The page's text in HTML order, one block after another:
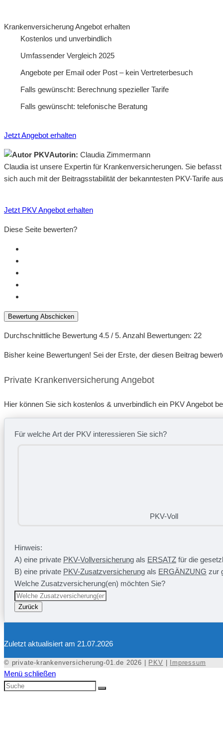
Krankenversicherung Angebot erhalten
Kostenlos und unverbindlich
Umfassender Vergleich 2025
Angebote per Email oder Post – kein Vertreterbesuch
Falls gewünscht: Berechnung spezieller Tarife
Falls gewünscht: telefonische Beratung
Jetzt Angebot erhalten
Autorin: Claudia Zimmermann
Claudia ist unsere Expertin für Krankenversicherungen. Sie
sich auch mit der Beitragsstabilität der bekanntesten PKV-Tarife
Jetzt PKV Angebot erhalten
Diese Seite bewerten?
Bewertung Abschicken
Durchschnittliche Bewertung 4.5 / 5. Anzahl Bewertungen: 22
Bisher keine Bewertungen! Sei der Erste, der diesen Beitrag
Private Krankenversicherung Angebot
Hier können Sie sich kostenlos & unverbindlich ein PKV Angebot
Für welche Art der PKV interessieren Sie sich?
PKV-Voll
Hinweis:
A) eine private PKV-Vollversicherung als ERSATZ für die
B) eine private PKV-Zusatzversicherung als ERGÄNZUNG zur
Welche Zusatzversicherung(en) möchten Sie?
Zurück
Zuletzt aktualisiert am 21.07.2026
© private-krankenversicherung-01.de 2026 | PKV | Impressum
Menü schließen